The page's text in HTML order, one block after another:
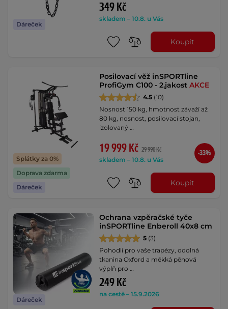
Dáreček
349 Kč
skladem – 10.8. u Vás
Koupit
Splátky za 0%
Doprava zdarma
Dáreček
Posilovací věž inSPORTline
ProfiGym C100 - 2.jakostAKCE
4.5 (10)
Nosnost 150 kg, hmotnost závaží až
80 kg, nosnost, posilovací stojan,
izolovaný …
19 999 Kč 29 990 Kč
skladem – 10.8. u Vás
-33%
Koupit
Dáreček
Ochrana vzpěračské tyče
inSPORTline Enberoll 40x8 cm
5 (3)
Pohodlí pro vaše trapézy, odolná
tkanina Oxford a měkká pěnová
výplň pro …
249 Kč
na cestě – 15.9.2026